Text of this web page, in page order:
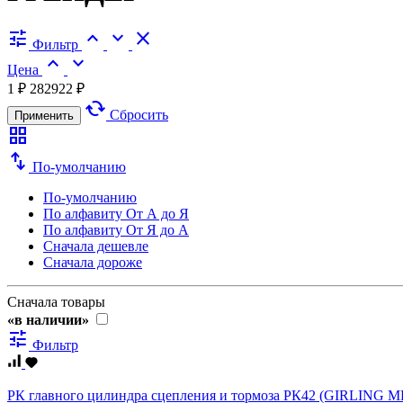
tune Фильтр expand_less expand_more close
Цена expand_less expand_more
1 ₽ 282922 ₽
Применить cached Сбросить
grid_view
swap_vert По-умолчанию
По-умолчанию
По алфавиту От А до Я
По алфавиту От Я до А
Сначала дешевле
Сначала дороже
Сначала товары
«в наличии»
tune Фильтр
РК главного цилиндра сцепления и тормоза РК42 (GIRLING